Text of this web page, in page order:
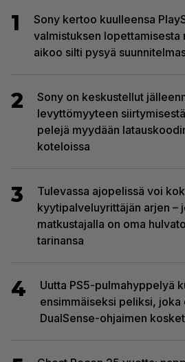
1
Sony kertoo kuulleensa
valmistuksen lopettamisesta
aikoo silti pysyä
2
Sony on keskustellut
levyttömyyteen
pelejä myydään
koteloissa
3
Tulevassa ajopelissä voi
kyytipalveluyrittäjän arjen –
matkustajalla on oma
tarinansa
4
Uutta PS5-pulmahyppelyä
ensimmäiseksi peliksi, joka
DualSense-ohjaimen